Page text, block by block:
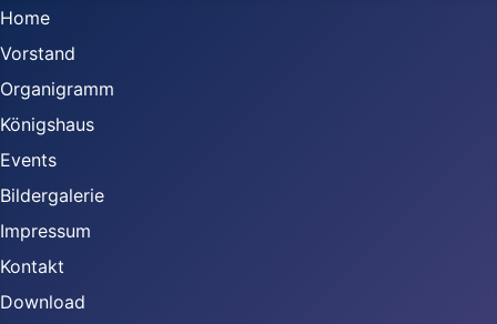
Home
Vorstand
Organigramm
Königshaus
Events
Bildergalerie
Impressum
Kontakt
Download